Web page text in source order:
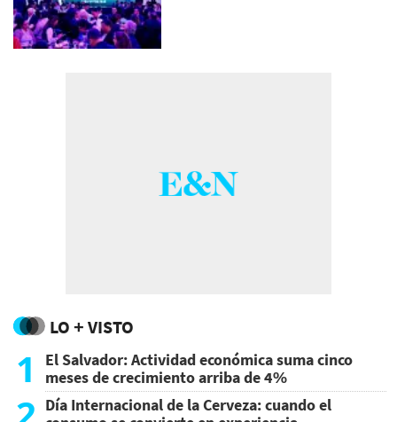
LO + VISTO
1
El Salvador: Actividad económica suma cinco
meses de crecimiento arriba de 4%
Día Internacional de la Cerveza: cuando el